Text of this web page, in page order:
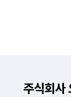
주식회사